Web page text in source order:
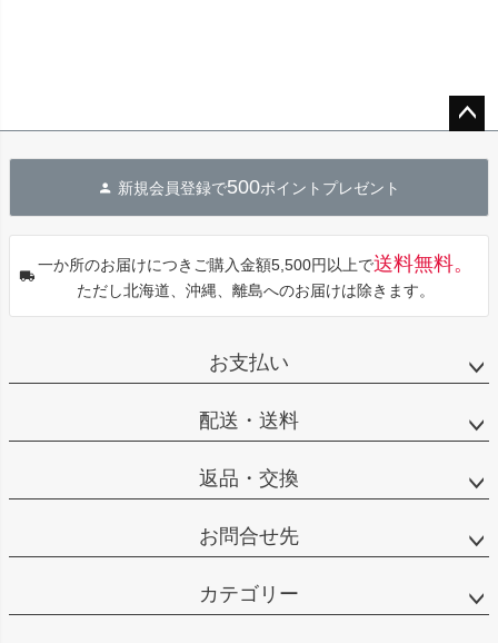
へ
新規会員登録で500ポイントプレゼント
一か所のお届けにつきご購入金額5,500円以上で送料無料。
ただし北海道、沖縄、離島へのお届けは除きます。
お支払い
配送・送料
返品・交換
お問合せ先
カテゴリー